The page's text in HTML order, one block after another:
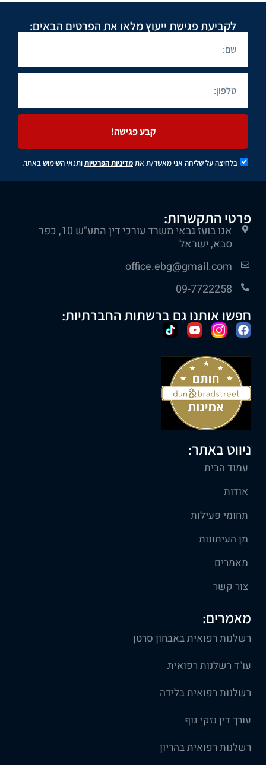
לקביעת פגישת ייעוץ מלאו את הפרטים הבאים:
בלחיצה על שליחה אני מאשר/ת אתמדיניות הפרטיותותנאי השימוש באתר.
קבע פגישה!
פרטי התקשרות:
אגו בועז גבאי משרד עורכי דין התע"ש 10, כפר
סבא, ישראל
office.ebg@gmail.com
09-7722258
חפשו אותנו גם ברשתות החברתיות:
ניווט באתר:
עמוד הבית
אודות
תחומי פעילות
מן העיתונות
מאמרים
צור קשר
מאמרים:
רשלנות רפואית באבחון סרטן
עו"ד רשלנות רפואית
רשלנות רפואית בלידה
עורך דין נזקי גוף
רשלנות רפואית בהריון